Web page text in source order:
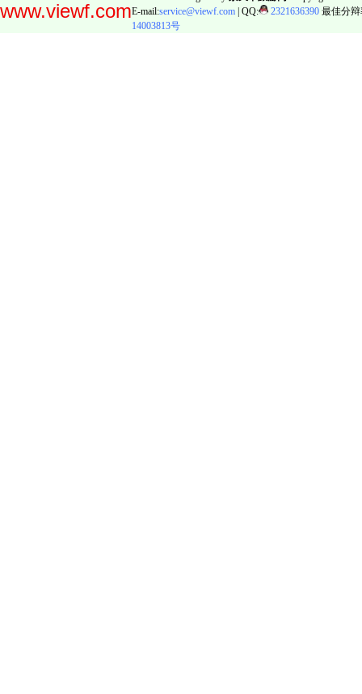
www.viewf.comE-mail:service@viewf.com | QQ: 2321636390 最佳分
14003813号